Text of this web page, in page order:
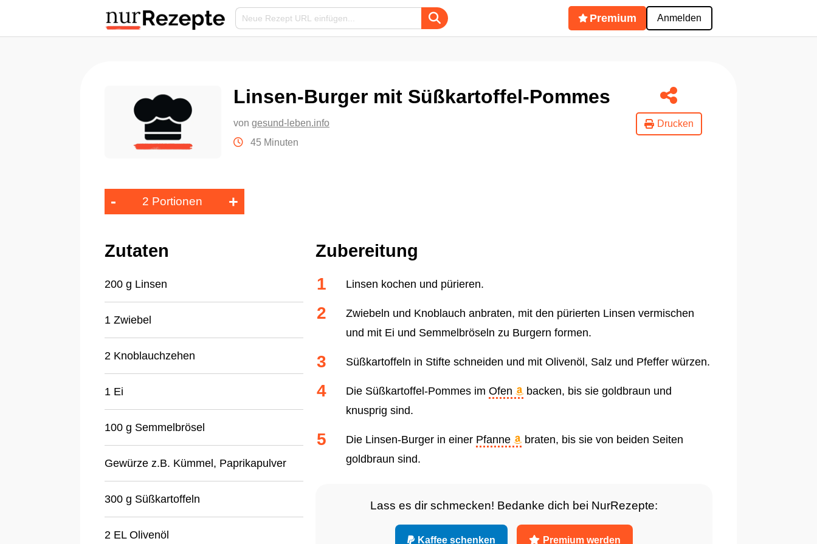
Premium Anmelden
Linsen-Burger mit Süßkartoffel-Pommes
von gesund-leben.info
45 Minuten
Drucken
- 2 Portionen +
Zutaten
200 g Linsen
1 Zwiebel
2 Knoblauchzehen
1 Ei
100 g Semmelbrösel
Gewürze z.B. Kümmel, Paprikapulver
300 g Süßkartoffeln
2 EL Olivenöl
Zubereitung
Linsen kochen und pürieren.
Zwiebeln und Knoblauch anbraten, mit den pürierten Linsen vermischen
und mit Ei und Semmelbröseln zu Burgern formen.
Süßkartoffeln in Stifte schneiden und mit Olivenöl, Salz und Pfeffer würzen.
Die Süßkartoffel-Pommes im Ofen
backen, bis sie goldbraun und
knusprig sind.
Die Linsen-Burger in einer Pfanne
braten, bis sie von beiden Seiten
goldbraun sind.
Lass es dir schmecken! Bedanke dich bei NurRezepte:
Kaffee schenken Premium werden